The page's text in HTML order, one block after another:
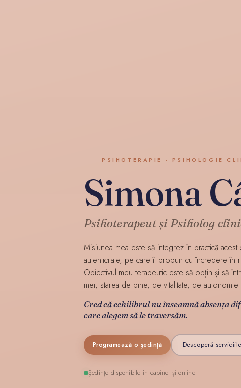
PSIHOTERAPIE · PSIHOLOGIE
Simona
Psihoterapeut și Psiholog
Misiunea mea este să integrez în practică
autenticitate, pe care îl propun cu încredere în
Obiectivul meu terapeutic este să obțin și să
mei, starea de bine, de vitalitate, de
Cred că echilibrul nu înseamnă absența
care alegem să le traversăm.
Programează o ședință Descoperă serviciile
Ședințe disponibile în cabinet și online